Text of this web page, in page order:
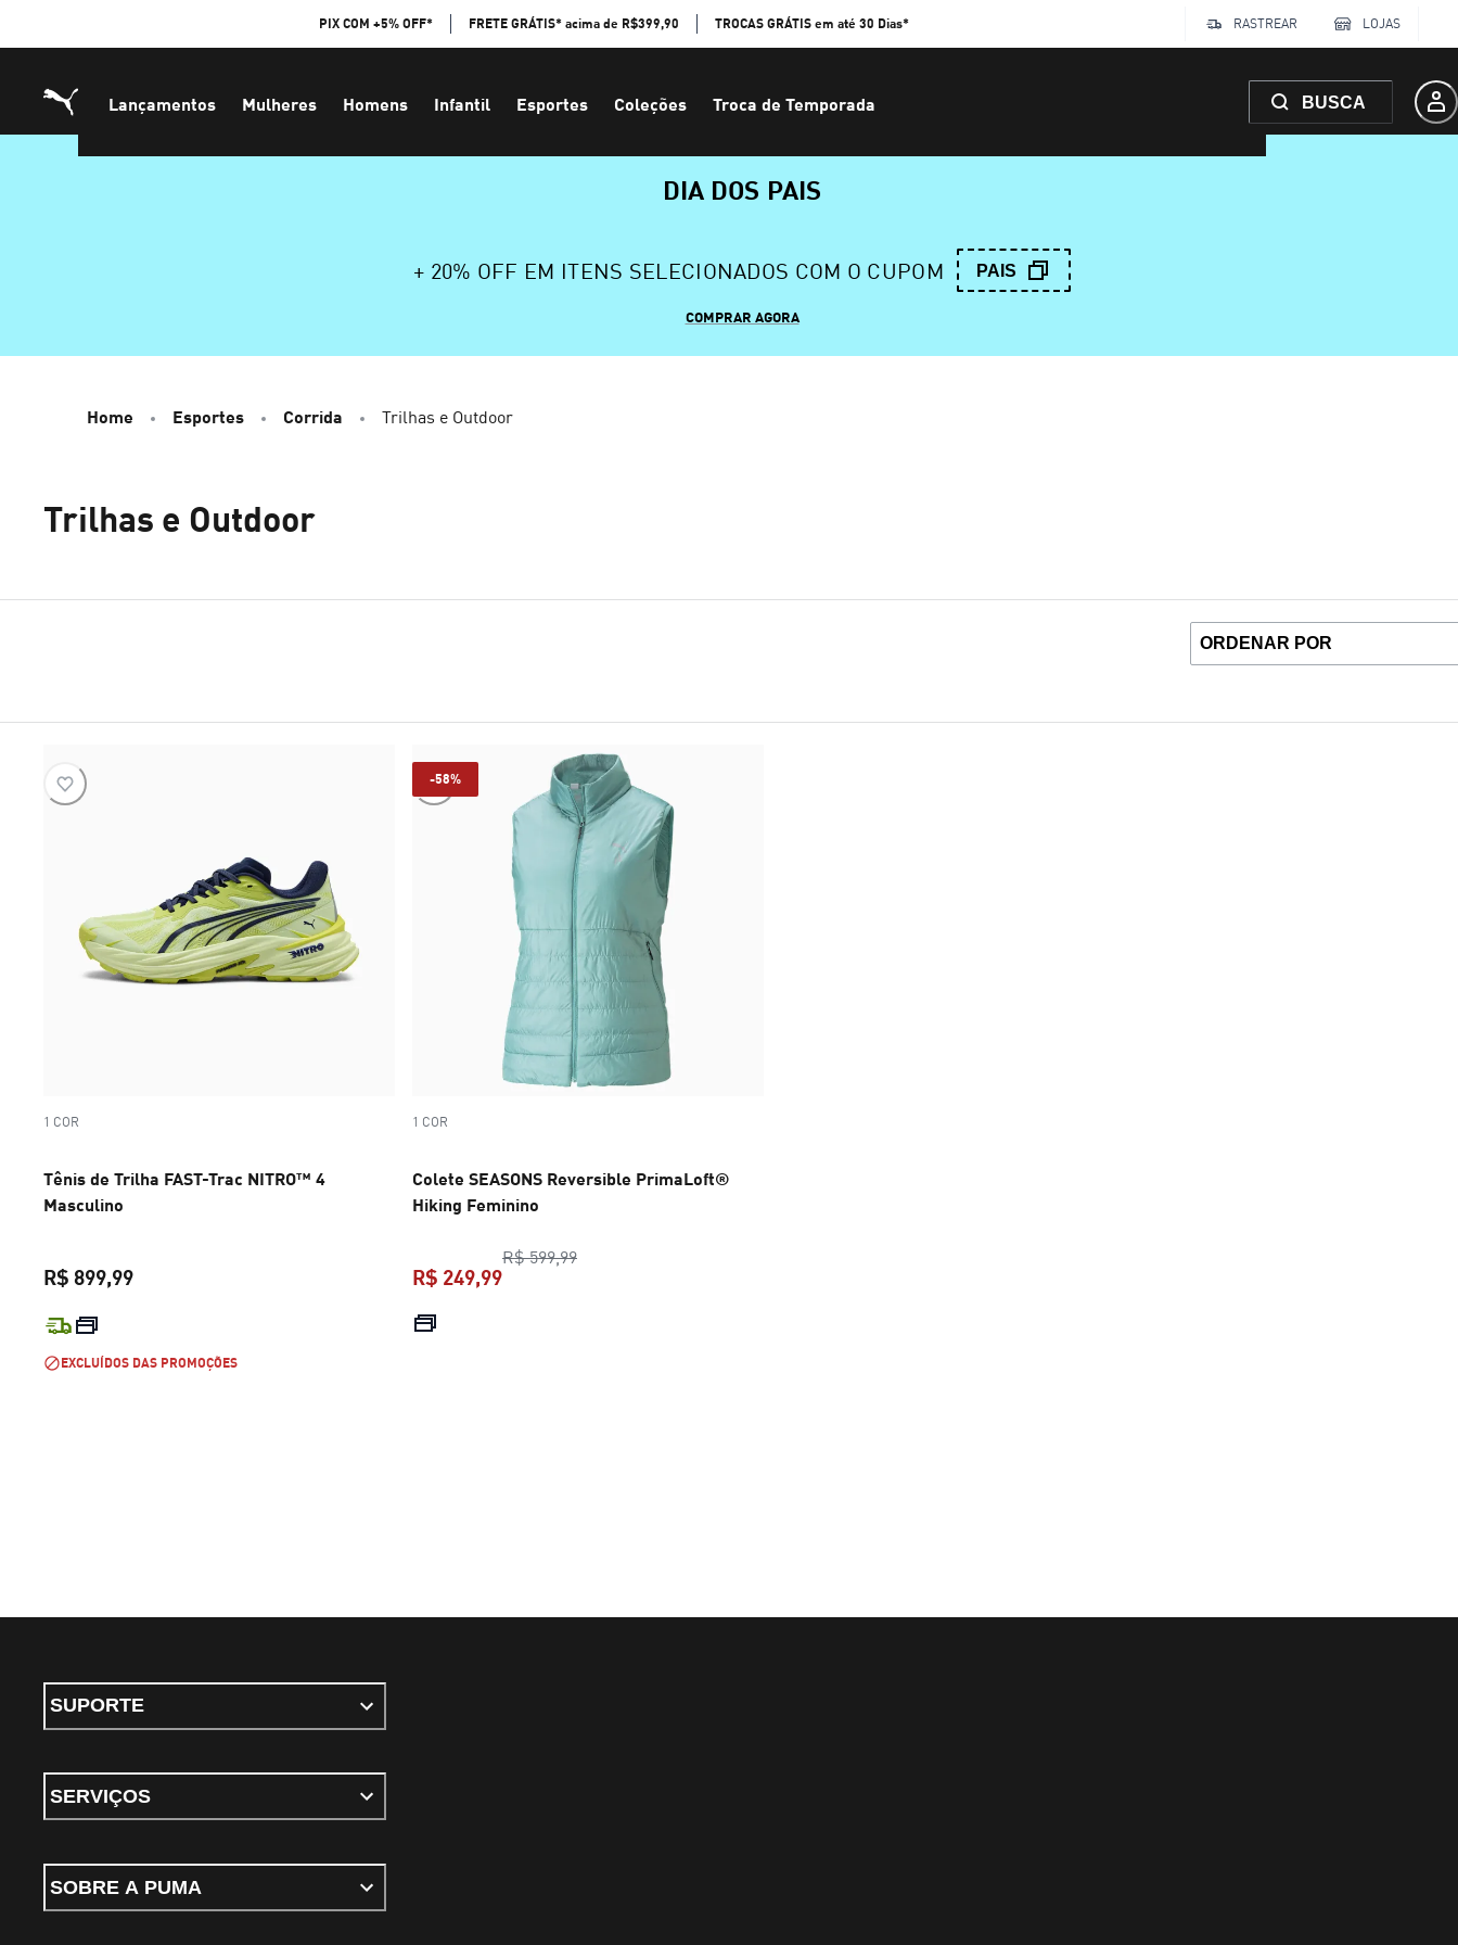
PIX COM +5% OFF* FRETE GRÁTIS* acima de R$399,90 TROCAS GRÁTIS em até 30 Dias* RASTREAR LOJAS
Lançamentos Mulheres Homens Infantil Esportes Coleções Troca de Temporada BUSCA
DIA DOS PAIS
+ 20% OFF EM ITENS SELECIONADOS COM O CUPOM PAIS
COMPRAR AGORA
Home Esportes Corrida Trilhas e Outdoor
Trilhas e Outdoor
1 COR
Tênis de Trilha FAST-Trac NITRO™ 4
Masculino
R$ 899,99
EXCLUÍDOS DAS PROMOÇÕES
-58%
1 COR
Colete SEASONS Reversible PrimaLoft®
Hiking Feminino
R$ 599,99preço original R$ 599,99
R$ 249,99
SUPORTE
SERVIÇOS
SOBRE A PUMA